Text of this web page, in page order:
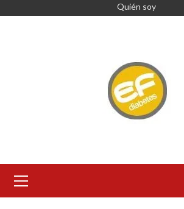
Quién soy